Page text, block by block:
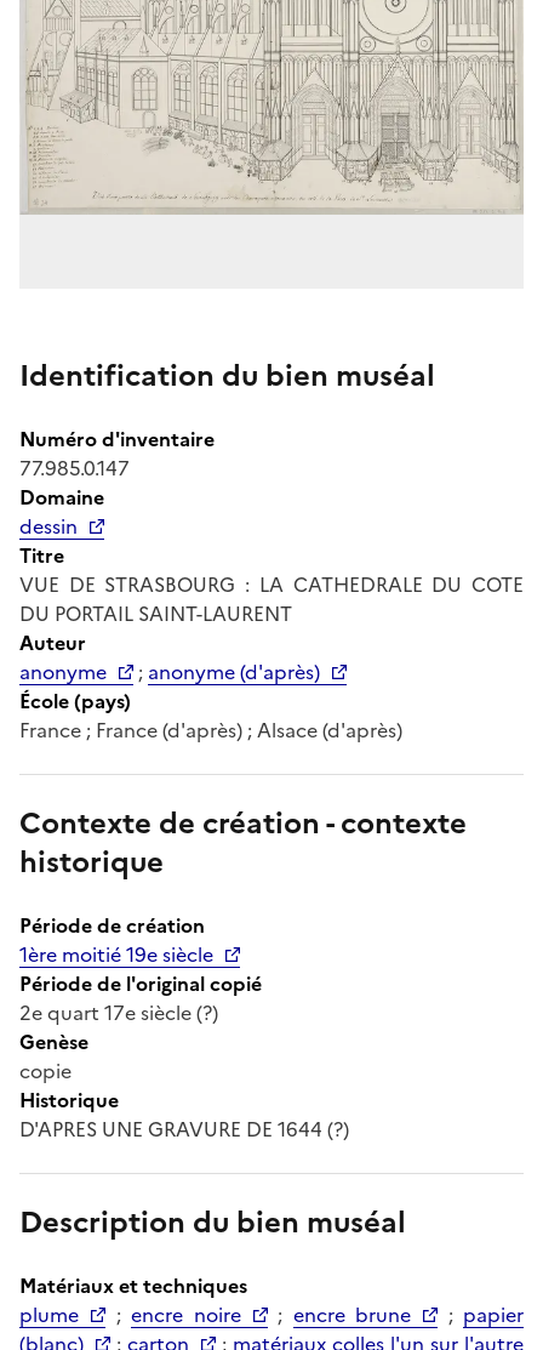
Identification du bien muséal
Numéro d'inventaire
77.985.0.147
Domaine
dessin
Titre
VUE DE STRASBOURG : LA CATHEDRALE DU COTE
DU PORTAIL SAINT-LAURENT
Auteur
anonyme
; anonyme (d'après)
École (pays)
France ; France (d'après) ; Alsace (d'après)
Contexte de création - contexte
historique
Période de création
1ère moitié 19e siècle
Période de l'original copié
2e quart 17e siècle (?)
Genèse
copie
Historique
D'APRES UNE GRAVURE DE 1644 (?)
Description du bien muséal
Matériaux et techniques
plume
; encre noire ; encre brune ; papier
(blanc)
; carton ; matériaux colles l'un sur l'autre